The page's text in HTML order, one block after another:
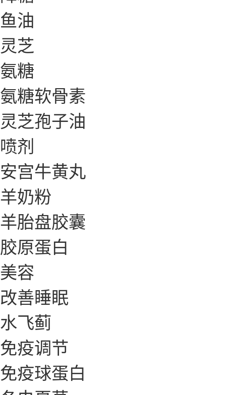
鱼油
灵芝
氨糖
氨糖软骨素
灵芝孢子油
喷剂
安宫牛黄丸
羊奶粉
羊胎盘胶囊
胶原蛋白
美容
改善睡眠
水飞蓟
免疫调节
免疫球蛋白